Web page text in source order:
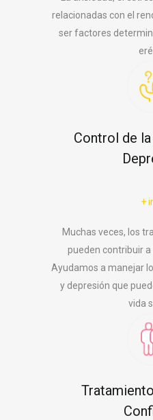
relacionadas con el
ser factores
Control de
+
Muchas veces, los
pueden contribuir a
Ayudamos a manejar
y depresión que
vida